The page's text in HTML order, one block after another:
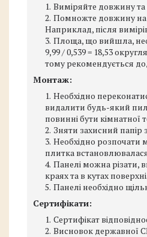
Виміряйте довжину
Помножте довжину на
Наприклад, після
Площа, що вийшла,
9,99 / 0,539 = 18,53
тому рекомендується
Монтаж:
Необхідно
видалити будь-який
повинні бути
Зняти захисний папір
Необхідно розпочати
плитка
Панелі можна різати,
краях та в кутах поверхні.
Панелі необхідно
Сертифікати:
Сертифікат
Висновок державної